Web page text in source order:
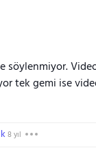
söylenmiyor.
tek gemi ise
8 yıl